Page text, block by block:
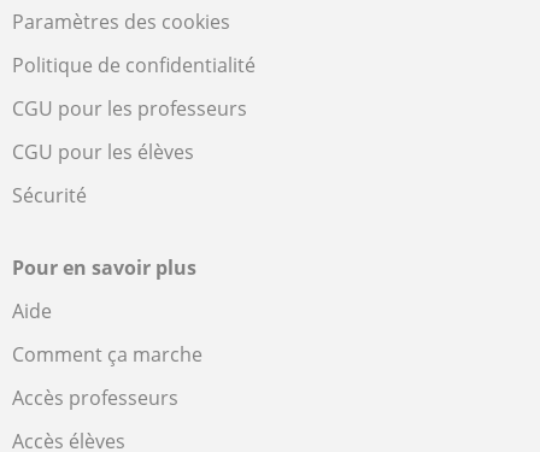
Paramètres des cookies
Politique de confidentialité
CGU pour les professeurs
CGU pour les élèves
Sécurité
Pour en savoir plus
Aide
Comment ça marche
Accès professeurs
Accès élèves